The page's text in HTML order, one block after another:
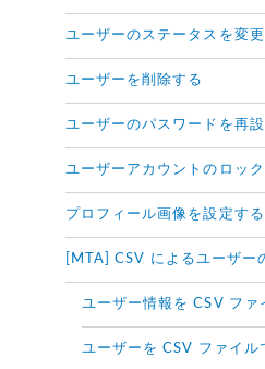
ユーザーのステータスを変
ユーザーを削除する
ユーザーのパスワードを再
ユーザーアカウントのロッ
プロフィール画像を設定する
[MTA] CSV によるユーザー
ユーザー情報を CSV ファ
ユーザーを CSV ファイル